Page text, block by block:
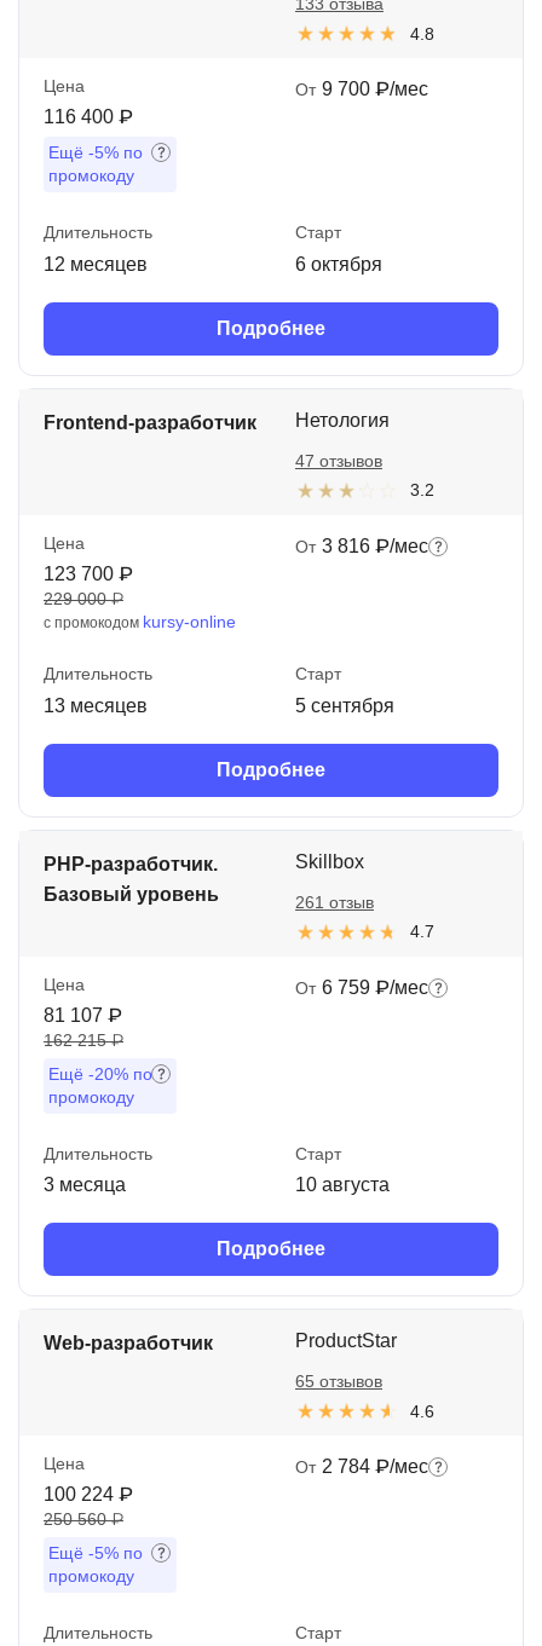
4.8
Цена
116 400 ₽
Ещё -5% по
промокоду
От 9 700 ₽/мес
Длительность
12 месяцев
Старт
6 октября
Подробнее
Frontend-разработчик Нетология
3.2
47 отзывов
Цена
123 700 ₽
229 000 ₽
с промокодом kursy-online
От 3 816 ₽/мес
Длительность
13 месяцев
Старт
5 сентября
Подробнее
PHP-разработчик.
Базовый уровень
Skillbox
4.7
261 отзыв
Цена
81 107 ₽
162 215 ₽
Ещё -20% по
промокоду
От 6 759 ₽/мес
Длительность
3 месяца
Старт
10 августа
Подробнее
Web-разработчик ProductStar
4.6
65 отзывов
Цена
100 224 ₽
250 560 ₽
Ещё -5% по
промокоду
От 2 784 ₽/мес
Длительность Старт